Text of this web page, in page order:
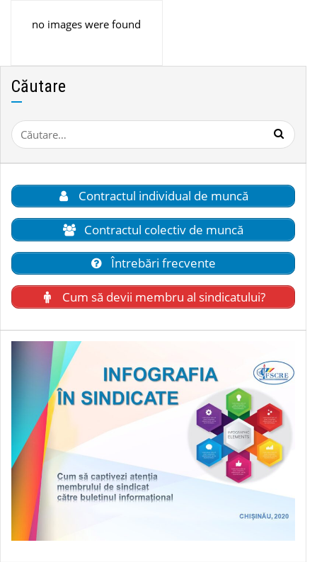
no images were found
Căutare
Caută
după:
Contractul individual de muncă
Contractul colectiv de muncă
Întrebări frecvente
Cum să devii membru al sindicatului?